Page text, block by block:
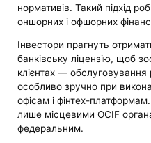
нормативів. Такий підхід
оншорних і офшорних
Інвестори прагнуть
банківську ліцензію, щоб
клієнтах —
особливо зручно при
офісам і фінтех-
лише місцевими OCIF
федеральним.